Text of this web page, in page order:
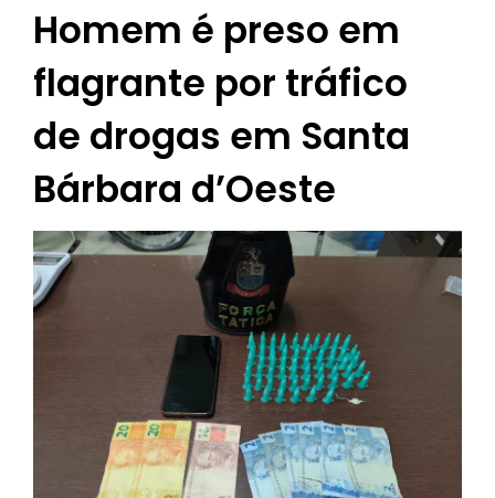
Homem é preso em
flagrante por tráfico
de drogas em Santa
Bárbara d’Oeste